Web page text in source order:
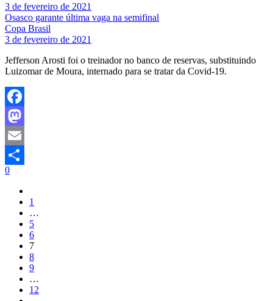
3 de fevereiro de 2021
Osasco garante última vaga na semifinal
Copa Brasil
3 de fevereiro de 2021
Jefferson Arosti foi o treinador no banco de reservas, substituindo
Luizomar de Moura, internado para se tratar da Covid-19.
Facebook
Mastodon
Email
Share
0
1
…
5
6
7
8
9
…
12